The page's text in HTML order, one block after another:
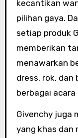
kecantikan
pilihan gaya.
setiap produk
memberikan
menawarkan
dress, rok, dan
berbagai
Givenchy juga
yang khas dan